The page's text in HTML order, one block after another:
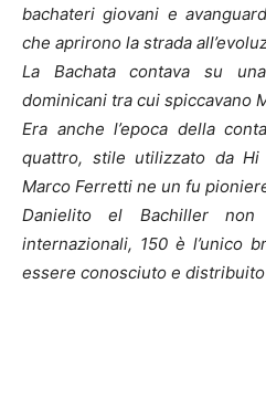
bachateri giovani e
che aprirono la strada
La Bachata contava su
dominicani tra cui spiccavano
Era anche l’epoca della
quattro, stile utilizzato da
Marco Ferretti ne un fu
Danielito el Bachiller
internazionali, 150 è l’unico
essere conosciuto e